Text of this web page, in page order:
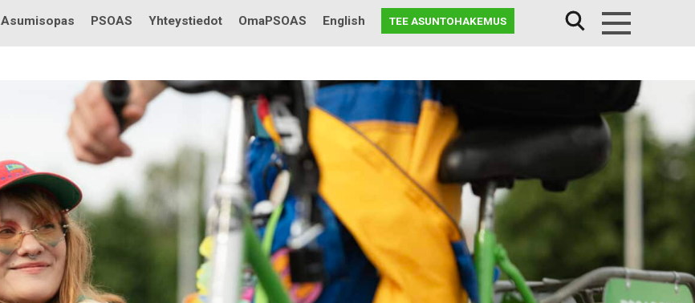
Testi
Asumisopas PSOAS Yhteystiedot OmaPSOAS English TEE ASUNTOHAKEMUS